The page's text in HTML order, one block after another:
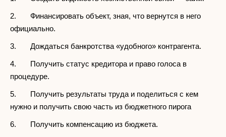
2. Финансировать объект, зная, что вернутся в него
официально.
3. Дождаться банкротства «удобного» контрагента.
4. Получить статус кредитора и право голоса в
процедуре.
5. Получить результаты труда и поделиться с кем
нужно и получить свою часть из бюджетного пирога
6. Получить компенсацию из бюджета.